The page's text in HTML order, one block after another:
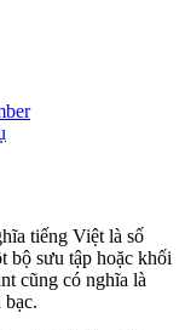
tiếng Việt là số
bộ sưu tập hoặc khối
cũng có nghĩa là